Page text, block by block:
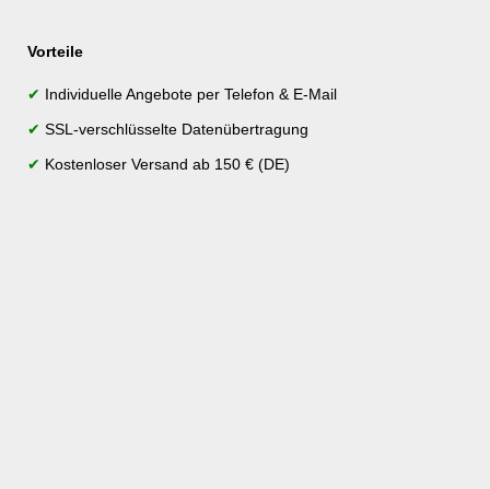
Vorteile
✔ Individuelle Angebote per Telefon & E-Mail
✔ SSL-verschlüsselte Datenübertragung
✔ Kostenloser Versand ab 150 € (DE)